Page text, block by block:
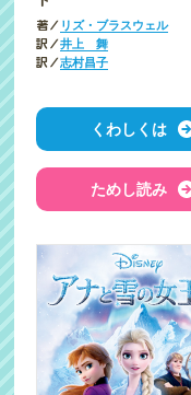
著／ リズ・ブラスウェル
訳／井上 舞
訳／志村昌子
くわしくは
ためし読み